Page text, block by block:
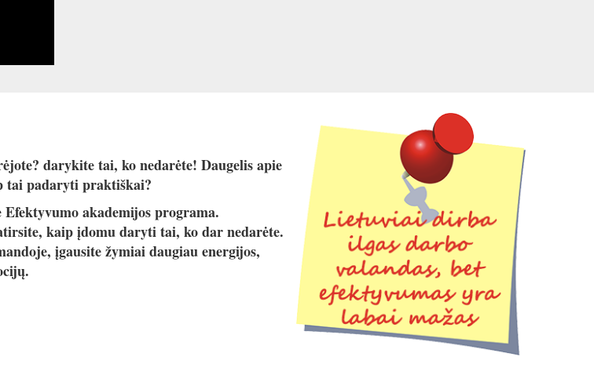
darykite tai, ko nedarėte! Daugelis apie
tai padaryti praktiškai?
akademijos programa.
kaip įdomu daryti tai, ko dar nedarėte.
įgausite žymiai daugiau energijos,